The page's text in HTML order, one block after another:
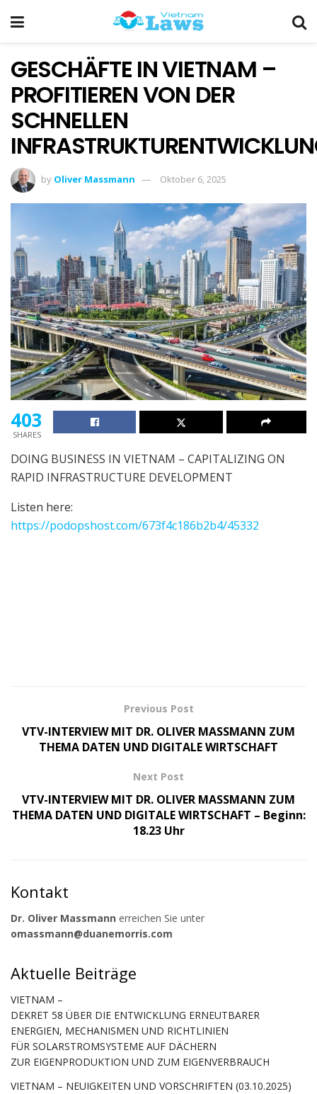
GESCHÄFTE IN VIETNAM –
PROFITIEREN VON DER
SCHNELLEN
by Oliver Massmann Oktober 6, 2025
403
SHARES
DOING BUSINESS IN VIETNAM – CAPITALIZING ON
RAPID INFRASTRUCTURE DEVELOPMENT
Listen here:
https://podopshost.com/673f4c186b2b4/45332
Previous Post
VTV-INTERVIEW MIT DR. OLIVER MASSMANN ZUM
THEMA DATEN UND DIGITALE WIRTSCHAFT
Next Post
VTV-INTERVIEW MIT DR. OLIVER MASSMANN ZUM
THEMA DATEN UND DIGITALE WIRTSCHAFT – Beginn:
18.23 Uhr
Kontakt
Dr. Oliver Massmann erreichen Sie unter
omassmann@duanemorris.com
Aktuelle Beiträge
VIETNAM –
DEKRET 58 ÜBER DIE ENTWICKLUNG ERNEUTBARER
ENERGIEN, MECHANISMEN UND RICHTLINIEN
FÜR SOLARSTROMSYSTEME AUF DÄCHERN
ZUR EIGENPRODUKTION UND ZUM EIGENVERBRAUCH
VIETNAM – NEUIGKEITEN UND VORSCHRIFTEN (03.10.2025)